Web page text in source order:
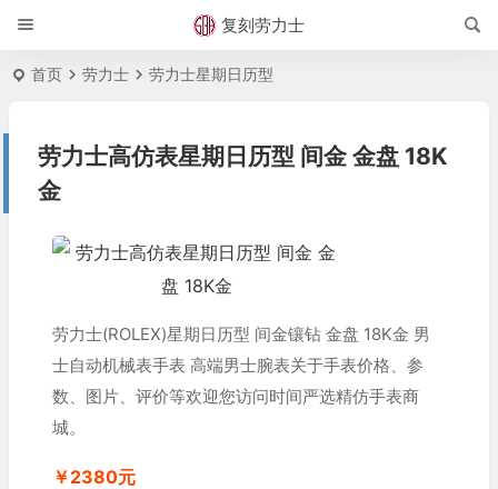
复刻劳力士
首页 劳力士 劳力士星期日历型
劳力士高仿表星期日历型 间金 金盘 18K
金
劳力士(ROLEX)星期日历型 间金镶钻 金盘 18K金 男
士自动机械表手表 高端男士腕表关于手表价格、参
数、图片、评价等欢迎您访问时间严选精仿手表商
城。
￥2380元